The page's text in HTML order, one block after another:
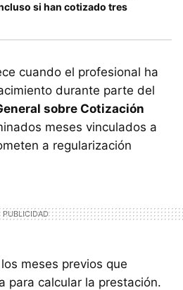
si han cotizado tres
cuando el profesional ha
durante parte del
sobre Cotización
meses vinculados a
a regularización
meses previos que
para calcular la prestación.